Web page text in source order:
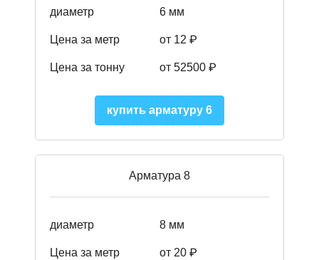
диаметр 6 мм
Цена за метр от 12 ₽
Цена за тонну от 52500 ₽
купить арматуру 6
Арматура 8
диаметр 8 мм
Цена за метр от 20 ₽